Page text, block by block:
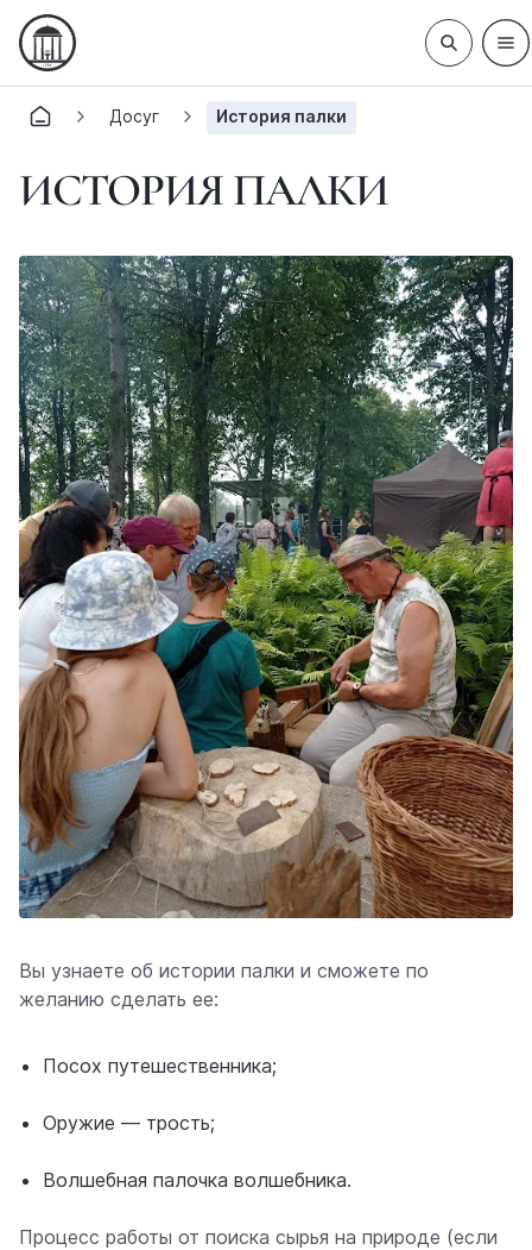
Досуг История палки
ИСТОРИЯ ПАЛКИ
Вы узнаете об истории палки и сможете по
желанию сделать ее:
Посох путешественника;
Оружие — трость;
Волшебная палочка волшебника.
Процесс работы от поиска сырья на природе (если